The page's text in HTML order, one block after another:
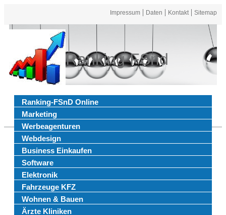
Impressum Daten Kontakt Sitemap
Ranking FSnd
Ranking-FSnD Online
Marketing
Werbeagenturen
Webdesign
Business Einkaufen
Software
Elektronik
Fahrzeuge KFZ
Wohnen & Bauen
Ärzte Kliniken